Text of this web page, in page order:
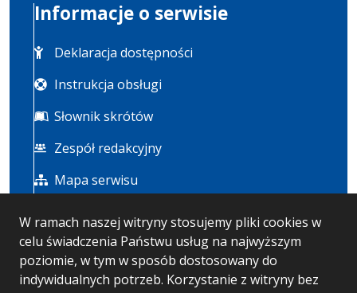
W ramach naszej witryny stosujemy pliki cookies w
celu świadczenia Państwu usług na najwyższym
poziomie, w tym w sposób dostosowany do
indywidualnych potrzeb. Korzystanie z witryny bez
Informacje o serwisie
Deklaracja dostępności
Instrukcja obsługi
Słownik skrótów
Zespół redakcyjny
Mapa serwisu
Statystyka i dane osobowe
Statystyki oglądalności